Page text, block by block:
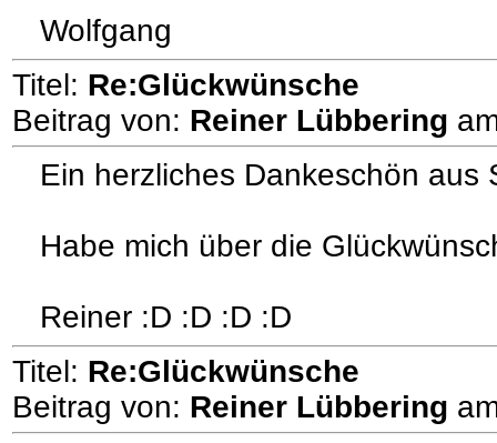
Wolfgang
Titel: Re:Glückwünsche
Beitrag von: Reiner Lübbering
Ein herzliches Dankeschön aus
Habe mich über die
Reiner :D :D :D :D
Titel: Re:Glückwünsche
Beitrag von: Reiner Lübbering